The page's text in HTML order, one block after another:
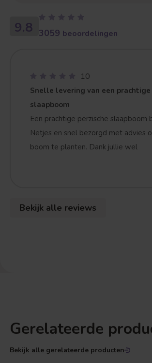
9.8 3059 beoordelingen
10
Snelle levering van een prachtige
slaapboom
Een prachtige perzische slaapboom
Netjes en snel bezorgd met advies
boom te planten. Dank jullie wel
Bekijk alle reviews
Gerelateerde
Bekijk alle gerelateerde producten